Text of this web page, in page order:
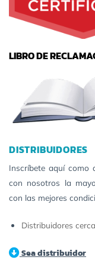
LIBRO DE
DISTRIBUIDORES
Inscríbete aquí como
con nosotros la
con las mejores
Distribuidores
Sea distribuidor